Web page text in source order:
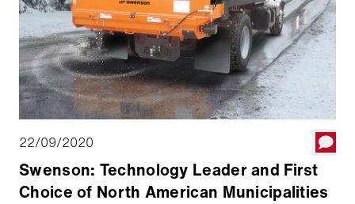
22/09/2020
Swenson: Technology Leader and First
Choice of North American Municipalities